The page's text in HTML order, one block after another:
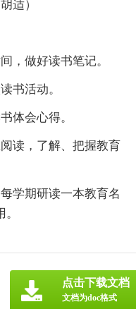
适）
，做好读书笔记。
书活动。
体会心得。
读，了解、把握教育
学期研读一本教育名
点击下载文档
文档为doc格式